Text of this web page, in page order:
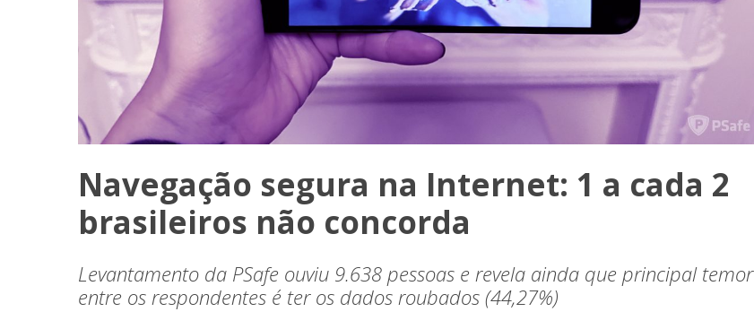
Navegação segura na Internet: 1 a cada 2
brasileiros não concorda
Levantamento da PSafe ouviu 9.638 pessoas e revela ainda que principal temor
entre os respondentes é ter os dados roubados (44,27%)